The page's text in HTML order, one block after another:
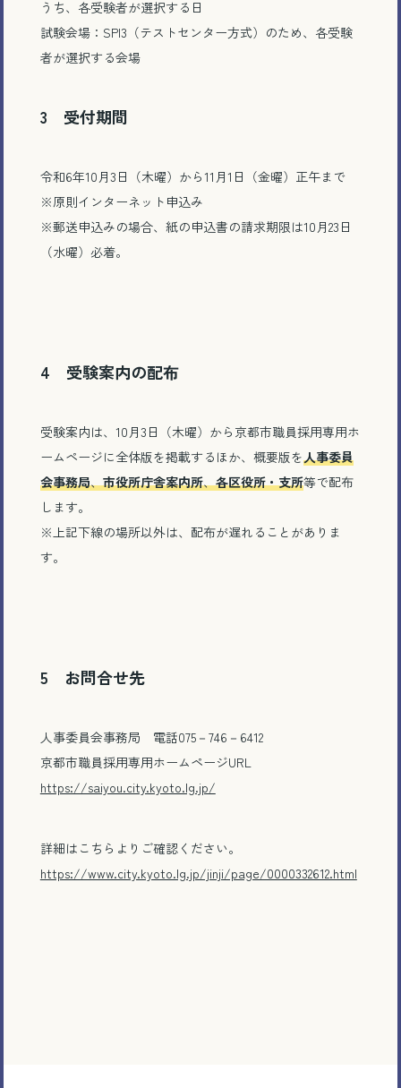
電話で相談する
とじる
うち、各受験者が選択する日
試験会場：SPI3（テストセンター方式）のため、各受験
者が選択する会場
3 受付期間
令和6年10月3日（木曜）から11月1日（金曜）正午まで
※原則インターネット申込み
※郵送申込みの場合、紙の申込書の請求期限は10月23日
（水曜）必着。
4 受験案内の配布
受験案内は、10月3日（木曜）から京都市職員採用専用ホ
ームページに全体版を掲載するほか、概要版を人事委員
会事務局、市役所庁舎案内所、各区役所・支所等で配布
します。
※上記下線の場所以外は、配布が遅れることがありま
す。
5 お問合せ先
人事委員会事務局 電話075－746－6412
京都市職員採用専用ホームページURL
https://saiyou.city.kyoto.lg.jp/
詳細はこちらよりご確認ください。
https://www.city.kyoto.lg.jp/jinji/page/0000332612.html